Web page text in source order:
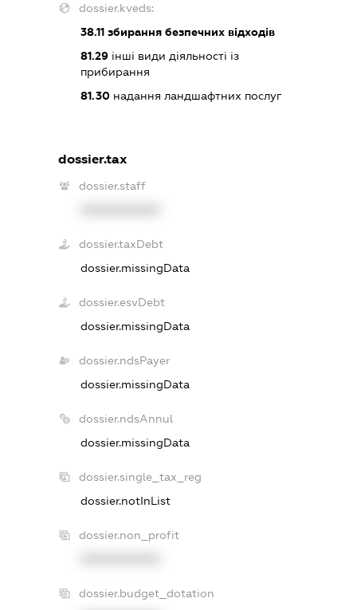
dossier.kveds:
38.11збирання безпечних відходів
81.29інші види діяльності із
прибирання
81.30надання ландшафтних послуг
dossier.tax
dossier.staff
dossier.taxDebt
dossier.missingData
dossier.esvDebt
dossier.missingData
dossier.ndsPayer
dossier.missingData
dossier.ndsAnnul
dossier.missingData
dossier.single_tax_reg
dossier.notInList
dossier.non_profit
dossier.budget_dotation